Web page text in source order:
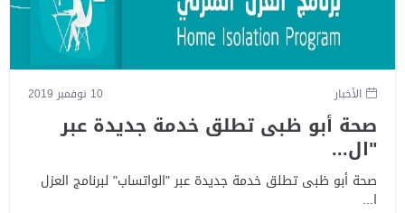
الأخبار 10 نوفمبر 2019
صحة أبو ظبى تطلق خدمة جديدة عبر
"ال...
صحة أبو ظبى تطلق خدمة جديدة عبر "الواتساب" لبرنامج العزل
ا...